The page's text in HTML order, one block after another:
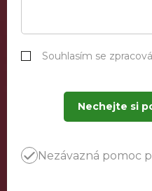
Souhlasím se
Nechejte si
Nezávazná pomoc